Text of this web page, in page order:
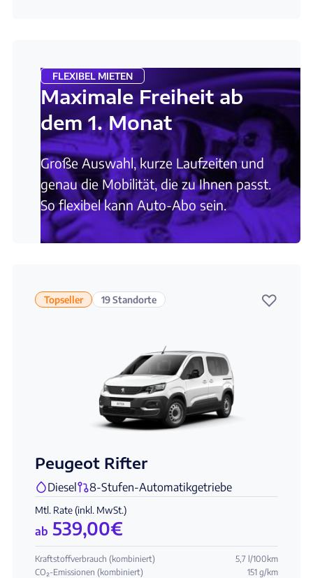
FLEXIBEL MIETEN
Maximale Freiheit ab
dem 1. Monat
Große Auswahl, kurze Laufzeiten und
genau die Mobilität, die zu Ihnen passt.
So flexibel kann Auto-Abo sein.
Topseller 19 Standorte ♡
Peugeot Rifter
Diesel 8-Stufen-Automatikgetriebe
Mtl. Rate (inkl. MwSt.)
ab 539,00€
Kraftstoffverbrauch (kombiniert)
5,7 l/100km
CO₂-Emissionen (kombiniert)
151 g/km